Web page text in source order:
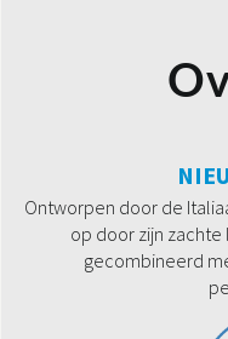
Ontworpen door de
op door zijn zachte
gecombineerd